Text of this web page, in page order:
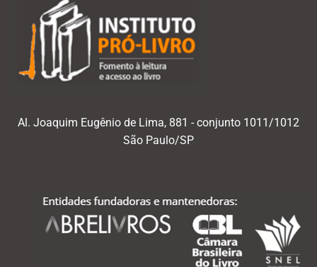
Al. Joaquim Eugênio de Lima, 881 - conjunto 1011/1012
São Paulo/SP